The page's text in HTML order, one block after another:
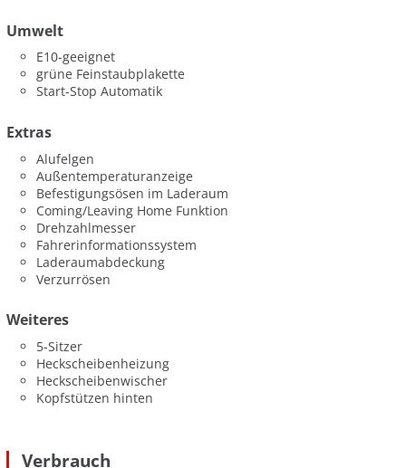
Umwelt
E10-geeignet
grüne Feinstaubplakette
Start-Stop Automatik
Extras
Alufelgen
Außentemperaturanzeige
Befestigungsösen im Laderaum
Coming/Leaving Home Funktion
Drehzahlmesser
Fahrerinformationssystem
Laderaumabdeckung
Verzurrösen
Weiteres
5-Sitzer
Heckscheibenheizung
Heckscheibenwischer
Kopfstützen hinten
Verbrauch